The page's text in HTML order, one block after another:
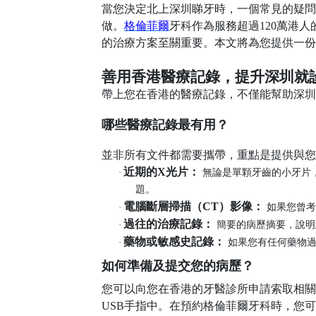
當您決定北上深圳睇牙時，一個常見的疑
做。 格倫菲爾牙科作為服務超過120萬港人
的治療方案至關重要。本文將為您提供一
善用香港醫療記錄，提升深圳就
帶上您在香港的醫療記錄，不僅能幫助深
哪些醫療記錄最有用？
並非所有文件都需要攜帶，重點是提供與
· 近期的X光片：
無論是單顆牙齒的小牙片
題。
· 電腦斷層掃描（CT）影像：
如果您曾
· 過往的治療記錄：
簡要的病歷摘要，說
· 藥物或敏感史記錄： 如果您有任何藥物
如何準備及提交您的病歷？
您可以向您在香港的牙醫診所申請索取相
USB手指中。在預約格倫菲爾牙科時，您